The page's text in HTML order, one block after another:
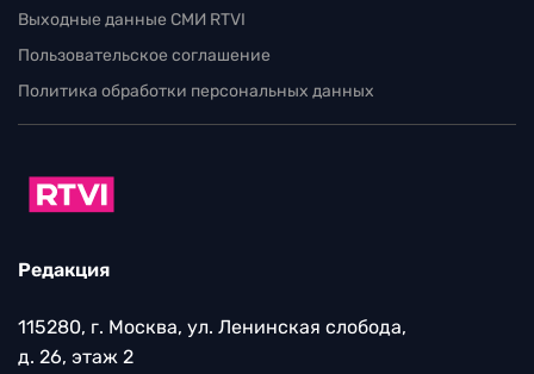
Выходные данные СМИ RTVI
Пользовательское соглашение
Политика обработки персональных данных
Редакция
115280, г. Москва, ул. Ленинская слобода,
д. 26, этаж 2